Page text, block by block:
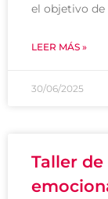
el objetivo de
LEER MÁS »
30/06/2025
Taller